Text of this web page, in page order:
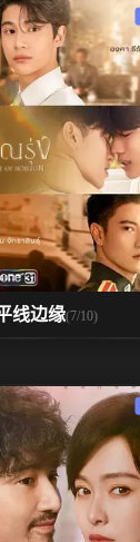
线边缘(7/10)